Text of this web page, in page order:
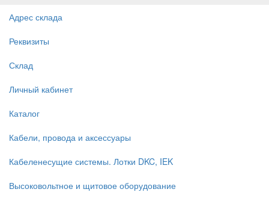
Адрес склада
Реквизиты
Склад
Личный кабинет
Каталог
Кабели, провода и аксессуары
Кабеленесущие системы. Лотки DKC, IEK
Высоковольтное и щитовое оборудование